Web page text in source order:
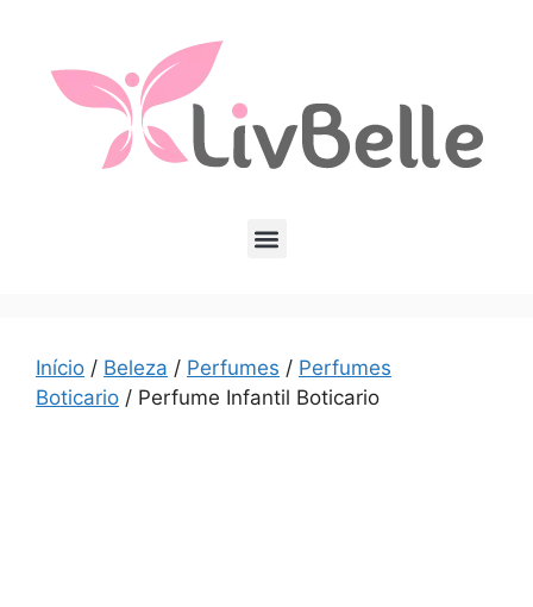
Início / Beleza / Perfumes / Perfumes
Boticario / Perfume Infantil Boticario